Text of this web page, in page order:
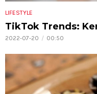
LIFESTYLE
TikTok Trends:
2022-07-20 00:50